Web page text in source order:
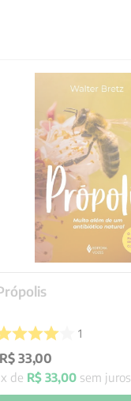
1
R$ 33,00
x de R$ 33,00 sem juros